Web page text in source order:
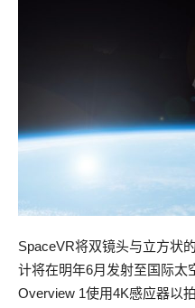
SpaceVR将双镜头与立方状
计将在明年6月发射至国际太
Overview 1使用4K感应器以